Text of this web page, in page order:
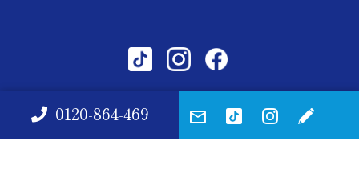
0120-864-469